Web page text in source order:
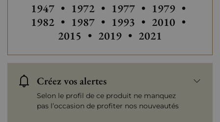
Autres millésimes de Ducru-Beaucaillou
1947 • Autres millésimes de Ducru-
1972 • Autres millésimes de
1977 • Autres
1979 •
1982 • Autres millésimes de Ducru-
1987 • Autres millésimes de
1993 • Autres
2010 •
2015 • Autres millésimes de
2019 • Autres
2021
Créez vos alertes
Selon le profil de ce produit ne manquez
pas l’occasion de profiter nos nouveautés